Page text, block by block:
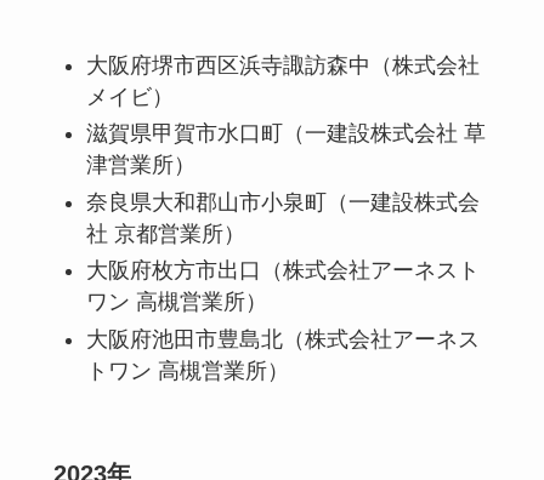
大阪府堺市西区浜寺諏訪森中（株式会社
メイビ）
滋賀県甲賀市水口町（一建設株式会社 草
津営業所）
奈良県大和郡山市小泉町（一建設株式会
社 京都営業所）
大阪府枚方市出口（株式会社アーネスト
ワン 高槻営業所）
大阪府池田市豊島北（株式会社アーネス
トワン 高槻営業所）
2023年